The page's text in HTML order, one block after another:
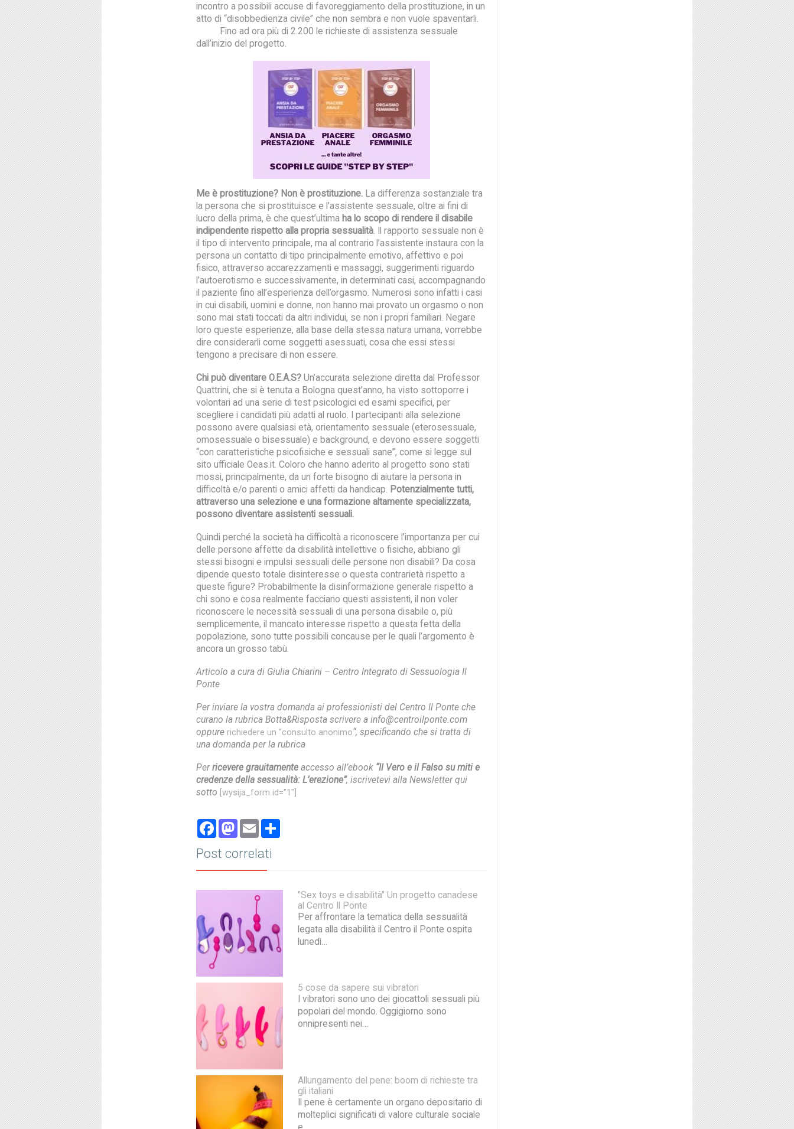
incontro a possibili accuse di favoreggiamento della prostituzione, in un
atto di “disobbedienza civile” che non sembra e non vuole spaventarli.
Fino ad ora più di 2.200 le richieste di assistenza sessuale
dall’inizio del progetto.
Me è prostituzione? Non è prostituzione. La differenza sostanziale tra
la persona che si prostituisce e l’assistente sessuale, oltre ai fini di
lucro della prima, è che quest’ultima ha lo scopo di rendere il disabile
indipendente rispetto alla propria sessualità. Il rapporto sessuale non è
il tipo di intervento principale, ma al contrario l’assistente instaura con la
persona un contatto di tipo principalmente emotivo, affettivo e poi
fisico, attraverso accarezzamenti e massaggi, suggerimenti riguardo
l’autoerotismo e successivamente, in determinati casi, accompagnando
il paziente fino all’esperienza dell’orgasmo. Numerosi sono infatti i casi
in cui disabili, uomini e donne, non hanno mai provato un orgasmo o non
sono mai stati toccati da altri individui, se non i propri familiari. Negare
loro queste esperienze, alla base della stessa natura umana, vorrebbe
dire considerarli come soggetti asessuati, cosa che essi stessi
tengono a precisare di non essere.
Chi può diventare O.E.A.S? Un’accurata selezione diretta dal Professor
Quattrini, che si è tenuta a Bologna quest’anno, ha visto sottoporre i
volontari ad una serie di test psicologici ed esami specifici, per
scegliere i candidati più adatti al ruolo. I partecipanti alla selezione
possono avere qualsiasi età, orientamento sessuale (eterosessuale,
omosessuale o bisessuale) e background, e devono essere soggetti
“con caratteristiche psicofisiche e sessuali sane”, come si legge sul
sito ufficiale Oeas.it. Coloro che hanno aderito al progetto sono stati
mossi, principalmente, da un forte bisogno di aiutare la persona in
difficoltà e/o parenti o amici affetti da handicap. Potenzialmente tutti,
attraverso una selezione e una formazione altamente specializzata,
possono diventare assistenti sessuali.
Quindi perché la società ha difficoltà a riconoscere l’importanza per cui
delle persone affette da disabilità intellettive o fisiche, abbiano gli
stessi bisogni e impulsi sessuali delle persone non disabili? Da cosa
dipende questo totale disinteresse o questa contrarietà rispetto a
queste figure? Probabilmente la disinformazione generale rispetto a
chi sono e cosa realmente facciano questi assistenti, il non voler
riconoscere le necessità sessuali di una persona disabile o, più
semplicemente, il mancato interesse rispetto a questa fetta della
popolazione, sono tutte possibili concause per le quali l’argomento è
ancora un grosso tabù.
Articolo a cura di Giulia Chiarini – Centro Integrato di Sessuologia Il
Ponte
Per inviare la vostra domanda ai professionisti del Centro Il Ponte che
curano la rubrica Botta&Risposta scrivere a info@centroilponte.com
oppure richiedere un “consulto anonimo“, specificando che si tratta di
una domanda per la rubrica
Perricevere grauitamente accesso all’ebook “Il Vero e il Falso su miti e
credenze della sessualità: L’erezione”, iscrivetevi alla Newsletter qui
sotto [wysija_form id=”1″]
Facebook
Mastodon
Email
Post correlati
"Sex toys e disabilità" Un progetto canadese
al Centro Il Ponte
Per affrontare la tematica della sessualità
legata alla disabilità il Centro il Ponte ospita
lunedì…
5 cose da sapere sui vibratori
I vibratori sono uno dei giocattoli sessuali più
popolari del mondo. Oggigiorno sono
onnipresenti nei…
Allungamento del pene: boom di richieste tra
gli italiani
Il pene è certamente un organo depositario di
molteplici significati di valore culturale sociale